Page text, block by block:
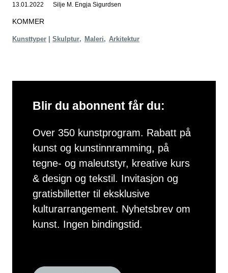
13.01.2022 Silje M. Engja Sigurdsen
KOMMER
Kunsttyper Skulptur Maleri Arkitektur
Blir du abonnent får du:
Over 350 kunstprogram. Rabatt på
kunst og kunstinnramming, på
tegne- og maleutstyr, kreative kurs
& design og tekstil. Invitasjon og
gratisbilletter til eksklusive
kulturarrangement. Nyhetsbrev om
kunst. Ingen bindingstid.